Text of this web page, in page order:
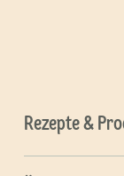
Rezepte &